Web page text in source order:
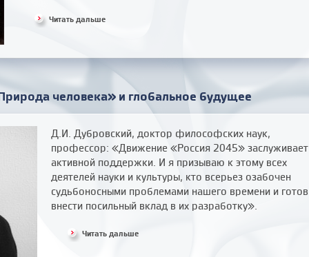
Читать дальше
человека» и глобальное будущее
Д.И. Дубровский, доктор философских наук,
профессор: «Движение «Россия 2045» заслуживает
активной поддержки. И я призываю к этому всех
деятелей науки и культуры, кто всерьез озабочен
судьбоносными проблемами нашего времени и готов
внести посильный вклад в их разработку».
Читать дальше